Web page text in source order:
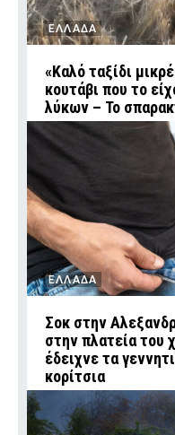
ΕΛΛΑΔΑ
«Καλό ταξίδι
κουτάβι που το
λύκων – Το
ΕΛΛΑΔΑ
Σοκ στην
στην πλατεία του
έδειχνε τα
κορίτσια